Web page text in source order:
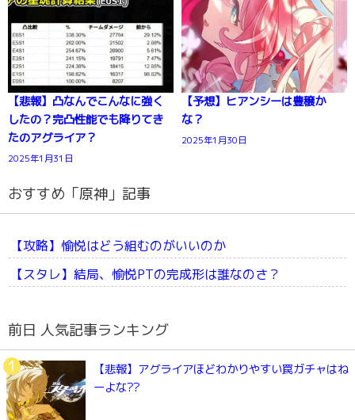
【悲報】凸なんでこんなに強く
したの？完凸性能でも降りてき
たのアグライア？
2025年1月31日
【予想】ヒアンシーは豊穣か
な？
2025年1月30日
おすすめ「原神」記事
【攻略】愉悦はどう組むのがいいのか
【スタレ】結局、愉悦PTの完成形は誰なのさ？
前日 人気記事ランキング
【悲報】アグライアほどわかりやすい罠ガチャはね
ーよな??